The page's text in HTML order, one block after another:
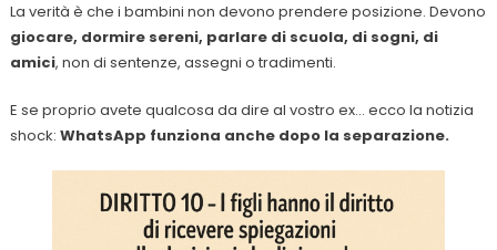
La verità è che i bambini non devono prendere posizione. Devono
giocare, dormire sereni, parlare di scuola, di sogni, di
amici, non di sentenze, assegni o tradimenti.
E se proprio avete qualcosa da dire al vostro ex… ecco la notizia
shock: WhatsApp funziona anche dopo la separazione.